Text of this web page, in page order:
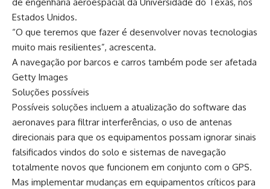
Estados Unidos.
“O que teremos que fazer é desenvolver novas tecnologias
muito mais resilientes”, acrescenta.
A navegação por barcos e carros também pode ser afetada
Getty Images
Soluções possíveis
Possíveis soluções incluem a atualização do software das
aeronaves para filtrar interferências, o uso de antenas
direcionais para que os equipamentos possam ignorar sinais
falsificados vindos do solo e sistemas de navegação
totalmente novos que funcionem em conjunto com o GPS.
Mas implementar mudanças em equipamentos críticos para